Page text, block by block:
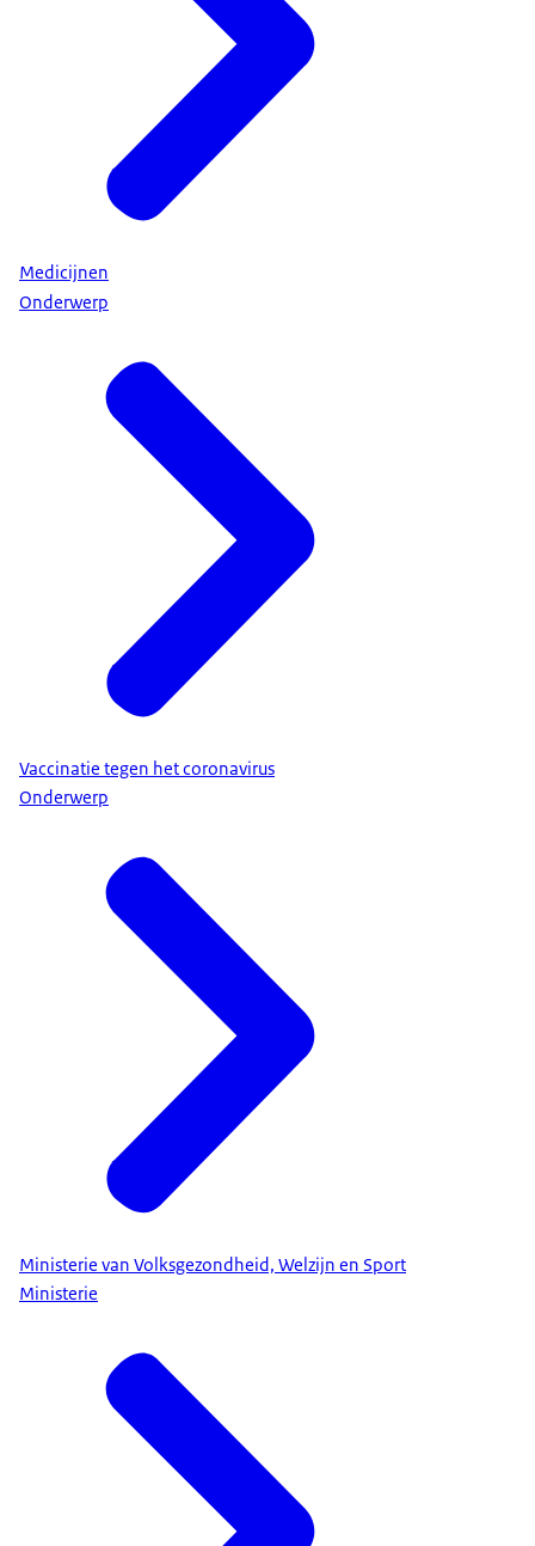
Medicijnen
Onderwerp
Vaccinatie tegen het coronavirus
Onderwerp
Ministerie van Volksgezondheid, Welzijn en Sport
Ministerie